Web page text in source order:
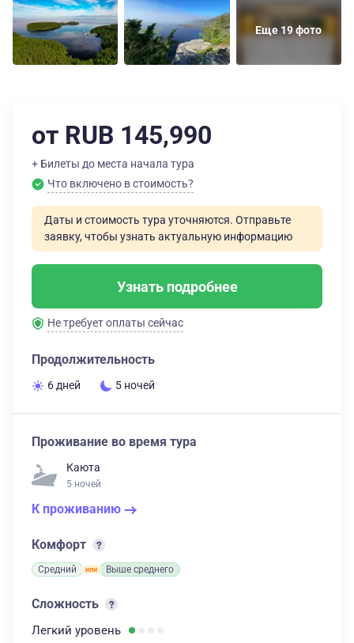
Еще 19 фото
от RUB 145,990
+ Билеты до места начала тура
Что включено в стоимость?
Даты и стоимость тура уточняются. Отправьте
заявку, чтобы узнать актуальную информацию
Узнать подробнее
Не требует оплаты сейчас
Продолжительность
6 дней 5 ночей
Проживание во время тура
Каюта
5 ночей
К проживанию
Комфорт
Средний Выше среднего
Сложность
Легкий уровень